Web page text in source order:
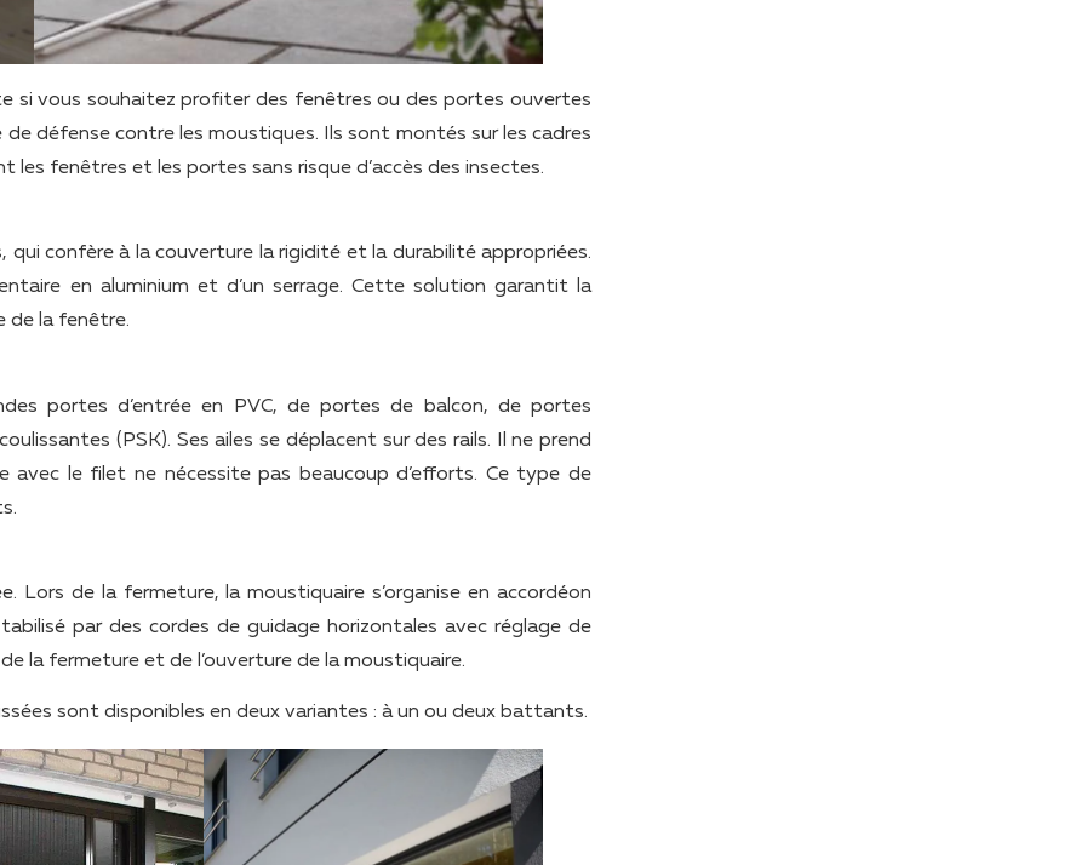
si vous souhaitez profiter des fenêtres ou des portes ouvertes
défense contre les moustiques. Ils sont montés sur les cadres
les fenêtres et les portes sans risque d’accès des insectes.
qui confère à la couverture la rigidité et la durabilité appropriées.
en aluminium et d’un serrage. Cette solution garantit la
de la fenêtre.
portes d’entrée en PVC, de portes de balcon, de portes
(PSK). Ses ailes se déplacent sur des rails. Il ne prend
avec le filet ne nécessite pas beaucoup d’efforts. Ce type de
Lors de la fermeture, la moustiquaire s’organise en accordéon
par des cordes de guidage horizontales avec réglage de
la fermeture et de l’ouverture de la moustiquaire.
sont disponibles en deux variantes : à un ou deux battants.